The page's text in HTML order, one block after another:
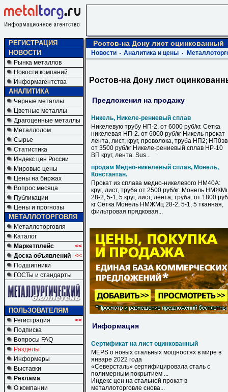
РЕГИСТРАЦИЯ
НОВОСТИ
Рынка металлов
Новости компаний
Информагентства
АНАЛИТИКА
Черные металлы
Цветные металлы
Драгоценные металлы
Металлолом
Сырье
Статистика
Индекс цен России
Мировые цены
Цены на биржах
Вопрос месяца
Публикации
Цены и прогнозы
МЕТАЛЛОТОРГОВЛЯ
Металлоторговля
Каталог
Маркетплейс
<<
Доска объявлений <<
Подшипники
ГОСТы и стандарты
ПОЛЬЗОВАТЕЛЯМ
Регистрация
<<
Подписка
Вопросы FAQ
Разделы
Информеры
Выставки
Реклама
О компании
Ростов-на Дону лист оцинкованный
Новости Аналитика и цены
Ростов-на Дону лист
Предложения на продажу
Никель, Никеле-рениевый сплав
Никелевую трубу НП-2. от 6000 руб/кг. Сетка
никелевая НП-2. от 6000 руб/кг Никель прокат
лента, лист, круг, проволока, труба НП2;
от 3500 руб/кг Никеле-рениевый сплав НР-10
ВП круг, лента. Sus...
продам Медно-никелевый сплав, Монель,
Константан.
Прокат из сплава медно-никелевого НМ40А:
круг, лист, труба от 2500 руб/кг. Монель
28-2, 5-1, 5 круг, лист, лента, труба. от 1800
кг Сетка Монель НМЖМц 28-2, 5-1, 5 тканная,
фильтровая прядковая...
Информация
Сертификат на лист оцинкованный
MEPS о новых стальных мощностях в мире в
январе 2022 года
«Северсталь» сертифицировала сталь с
полимерным покрытием ...
Индекс цен на стальной прокат в
металлоторговле снова...